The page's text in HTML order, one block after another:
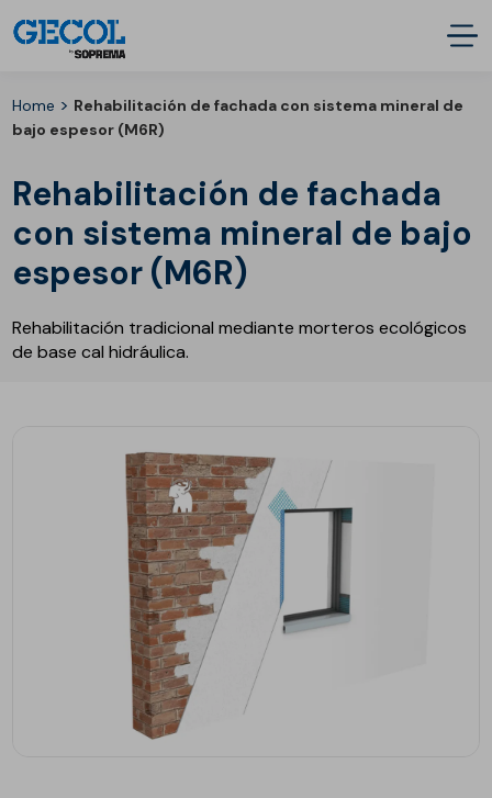
Home > Rehabilitación de fachada con sistema mineral de
bajo espesor (M6R)
Rehabilitación de fachada
con sistema mineral de bajo
espesor (M6R)
Rehabilitación tradicional mediante morteros ecológicos
de base cal hidráulica.